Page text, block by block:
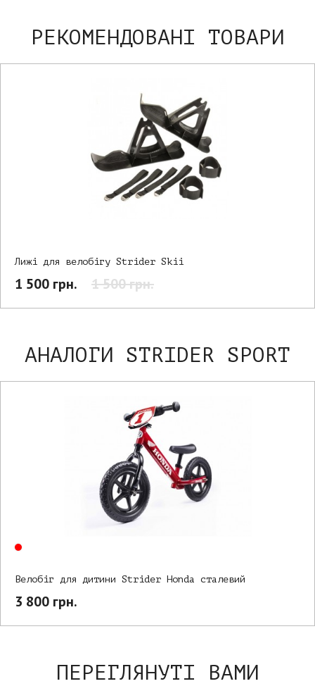
РЕКОМЕНДОВАНІ ТОВАРИ
Лижі для велобігу Strider Skii
1 500 грн. 1 500 грн.
АНАЛОГИ STRIDER SPORT
Велобіг для дитини Strider Honda сталевий
3 800 грн.
ПЕРЕГЛЯНУТІ ВАМИ